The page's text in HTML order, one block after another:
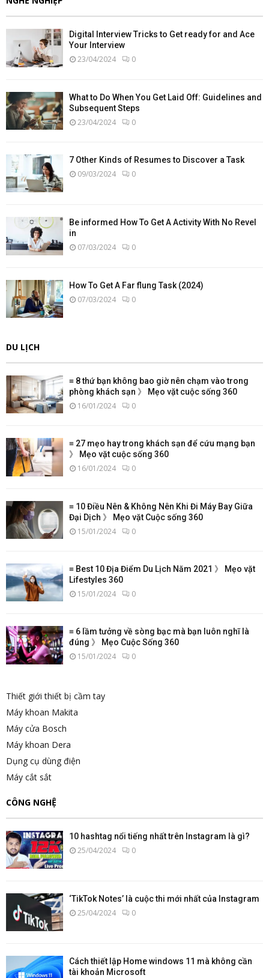
Digital Interview Tricks to Get ready for and Ace
Your Interview
23/04/2024 0
What to Do When You Get Laid Off: Guidelines and
Subsequent Steps
23/04/2024 0
7 Other Kinds of Resumes to Discover a Task
09/03/2024 0
Be informed How To Get A Activity With No Revel
in
07/03/2024 0
How To Get A Far flung Task (2024)
07/03/2024 0
DU LỊCH
≡ 8 thứ bạn không bao giờ nên chạm vào trong
phòng khách sạn 》 Mẹo vặt cuộc sống 360
16/01/2024 0
≡ 27 mẹo hay trong khách sạn để cứu mạng bạn
》 Mẹo vặt cuộc sống 360
16/01/2024 0
≡ 10 Điều Nên & Không Nên Khi Đi Máy Bay Giữa
Đại Dịch 》 Mẹo vặt Cuộc sống 360
15/01/2024 0
≡ Best 10 Địa Điểm Du Lịch Năm 2021 》 Mẹo vặt
Lifestyles 360
15/01/2024 0
≡ 6 lầm tưởng về sòng bạc mà bạn luôn nghĩ là
đúng 》 Mẹo Cuộc Sống 360
15/01/2024 0
Thiết giới thiết bị cầm tay
Máy khoan Makita
Máy cửa Bosch
Máy khoan Dera
Dụng cụ dùng điện
Máy cắt sắt
CÔNG NGHỆ
10 hashtag nổi tiếng nhất trên Instagram là gì?
25/04/2024 0
‘TikTok Notes’ là cuộc thi mới nhất của Instagram
25/04/2024 0
Cách thiết lập Home windows 11 mà không cần
tài khoản Microsoft